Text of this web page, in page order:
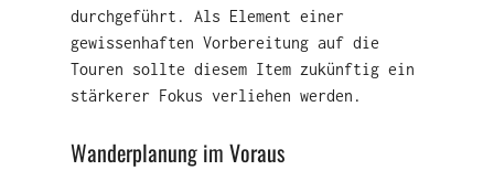
durchgeführt. Als Element einer
gewissenhaften Vorbereitung auf die
Touren sollte diesem Item zukünftig ein
stärkerer Fokus verliehen werden.
Wanderplanung im Voraus